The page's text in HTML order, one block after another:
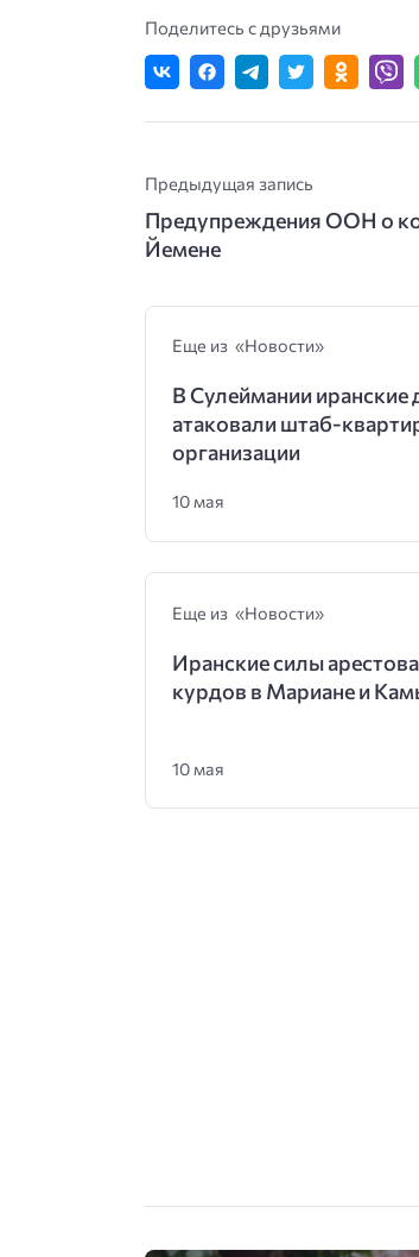
Поделитесь с друзьями
Предыдущая запись
Предупреждения ООН о
Йемене
Еще из «Новости»
В Сулеймании иранские
атаковали штаб-
организации
10 мая
Еще из «Новости»
Иранские силы
курдов в Мариане и
10 мая